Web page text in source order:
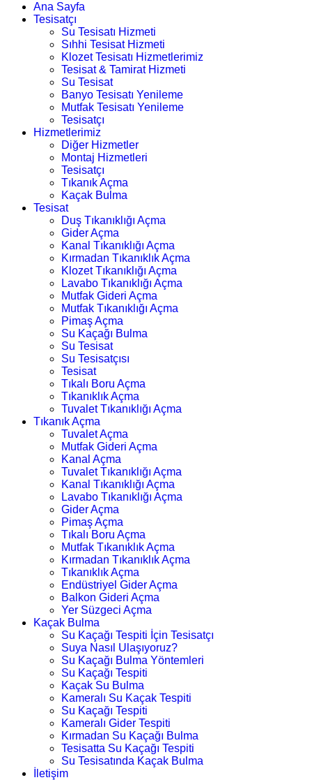
Ana Sayfa
Tesisatçı
Su Tesisatı Hizmeti
Sıhhi Tesisat Hizmeti
Klozet Tesisatı Hizmetlerimiz
Tesisat & Tamirat Hizmeti
Su Tesisat
Banyo Tesisatı Yenileme
Mutfak Tesisatı Yenileme
Tesisatçı
Hizmetlerimiz
Diğer Hizmetler
Montaj Hizmetleri
Tesisatçı
Tıkanık Açma
Kaçak Bulma
Tesisat
Duş Tıkanıklığı Açma
Gider Açma
Kanal Tıkanıklığı Açma
Kırmadan Tıkanıklık Açma
Klozet Tıkanıklığı Açma
Lavabo Tıkanıklığı Açma
Mutfak Gideri Açma
Mutfak Tıkanıklığı Açma
Pimaş Açma
Su Kaçağı Bulma
Su Tesisat
Su Tesisatçısı
Tesisat
Tıkalı Boru Açma
Tıkanıklık Açma
Tuvalet Tıkanıklığı Açma
Tıkanık Açma
Tuvalet Açma
Mutfak Gideri Açma
Kanal Açma
Tuvalet Tıkanıklığı Açma
Kanal Tıkanıklığı Açma
Lavabo Tıkanıklığı Açma
Gider Açma
Pimaş Açma
Tıkalı Boru Açma
Mutfak Tıkanıklık Açma
Kırmadan Tıkanıklık Açma
Tıkanıklık Açma
Endüstriyel Gider Açma
Balkon Gideri Açma
Yer Süzgeci Açma
Kaçak Bulma
Su Kaçağı Tespiti İçin Tesisatçı
Suya Nasıl Ulaşıyoruz?
Su Kaçağı Bulma Yöntemleri
Su Kaçağı Tespiti
Kaçak Su Bulma
Kameralı Su Kaçak Tespiti
Su Kaçağı Tespiti
Kameralı Gider Tespiti
Kırmadan Su Kaçağı Bulma
Tesisatta Su Kaçağı Tespiti
Su Tesisatında Kaçak Bulma
İletişim